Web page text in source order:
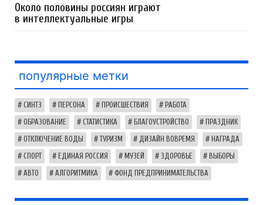
Около половины россиян играют
в интеллектуальные игры
популярные метки
СИНТЗ ПЕРСОНА ПРОИСШЕСТВИЯ РАБОТА
ОБРАЗОВАНИЕ СТАТИСТИКА БЛАГОУСТРОЙСТВО ПРАЗДНИК
ОТКЛЮЧЕНИЕ ВОДЫ ТУРИЗМ ДИЗАЙН ВОВРЕМЯ НАГРАДА
СПОРТ ЕДИНАЯ РОССИЯ МУЗЕЙ ЗДОРОВЬЕ ВЫБОРЫ
АВТО АЛГОРИТМИКА ФОНД ПРЕДПРИНИМАТЕЛЬСТВА